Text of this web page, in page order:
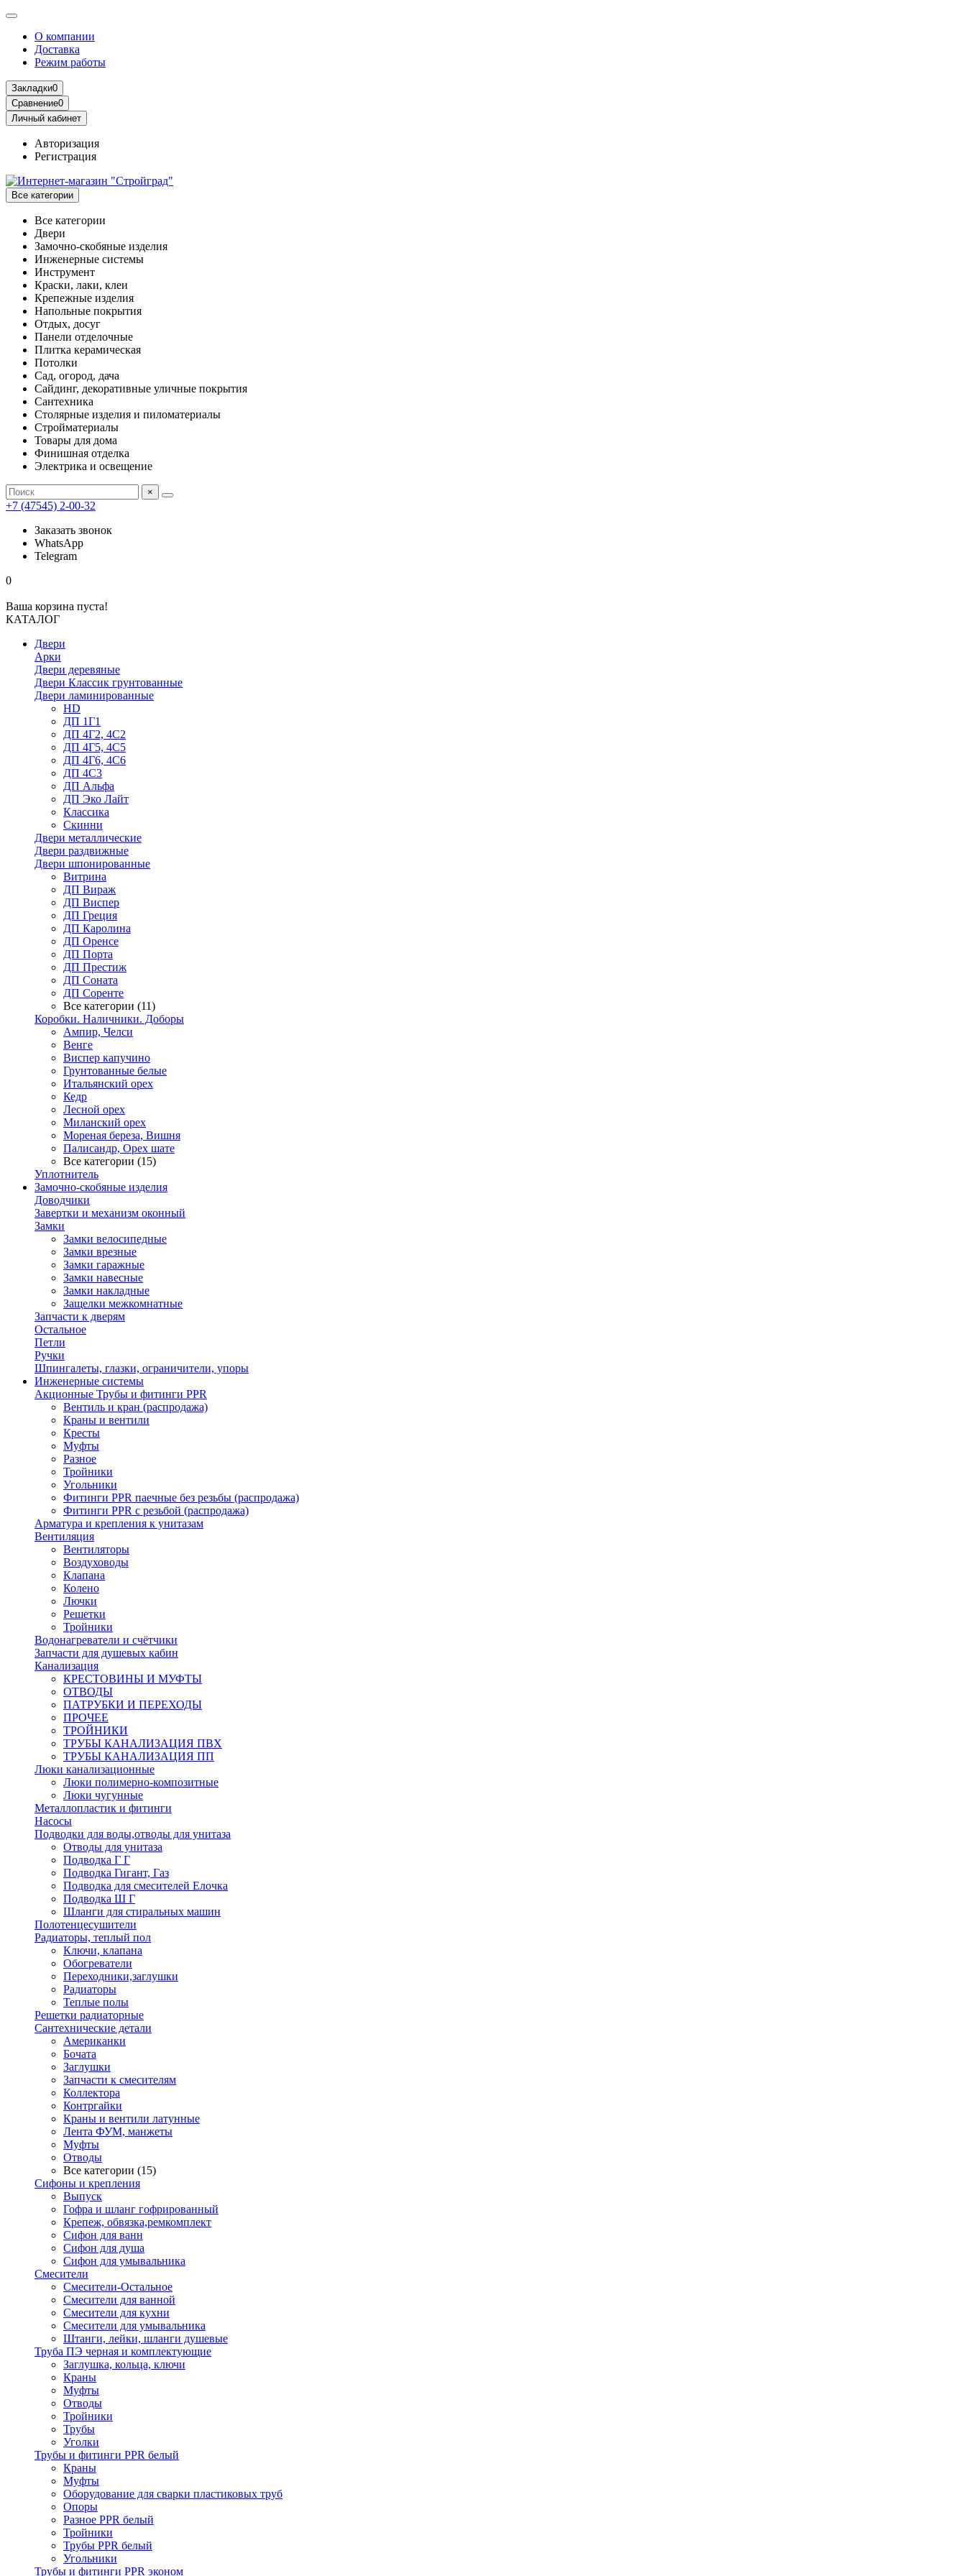
О компании
Доставка
Режим работы
Закладки0
Сравнение0
Личный кабинет
Авторизация
Регистрация
Все категории
Все категории
Двери
Замочно-скобяные изделия
Инженерные системы
Инструмент
Краски, лаки, клеи
Крепежные изделия
Напольные покрытия
Отдых, досуг
Панели отделочные
Плитка керамическая
Потолки
Сад, огород, дача
Сайдинг, декоративные уличные покрытия
Сантехника
Столярные изделия и пиломатериалы
Стройматериалы
Товары для дома
Финишная отделка
Электрика и освещение
×
+7 (47545) 2-00-32
Заказать звонок
WhatsApp
Telegram
0
Ваша корзина пуста!
КАТАЛОГ
Двери
Арки
Двери деревяные
Двери Классик грунтованные
Двери ламинированные
HD
ДП 1Г1
ДП 4Г2, 4С2
ДП 4Г5, 4С5
ДП 4Г6, 4С6
ДП 4С3
ДП Альфа
ДП Эко Лайт
Классика
Скинни
Двери металлические
Двери раздвижные
Двери шпонированные
Витрина
ДП Вираж
ДП Виспер
ДП Греция
ДП Каролина
ДП Оренсе
ДП Порта
ДП Престиж
ДП Соната
ДП Соренте
Все категории (11)
Коробки. Наличники. Доборы
Ампир, Челси
Венге
Виспер капучино
Грунтованные белые
Итальянский орех
Кедр
Лесной орех
Миланский орех
Мореная береза, Вишня
Палисандр, Орех шате
Все категории (15)
Уплотнитель
Замочно-скобяные изделия
Доводчики
Завертки и механизм оконный
Замки
Замки велосипедные
Замки врезные
Замки гаражные
Замки навесные
Замки накладные
Защелки межкомнатные
Запчасти к дверям
Остальное
Петли
Ручки
Шпингалеты, глазки, ограничители, упоры
Инженерные системы
Акционные Трубы и фитинги PPR
Вентиль и кран (распродажа)
Краны и вентили
Кресты
Муфты
Разное
Тройники
Угольники
Фитинги PPR паечные без резьбы (распродажа)
Фитинги PPR с резьбой (распродажа)
Арматура и крепления к унитазам
Вентиляция
Вентиляторы
Воздуховоды
Клапана
Колено
Лючки
Решетки
Тройники
Водонагреватели и счётчики
Запчасти для душевых кабин
Канализация
КРЕСТОВИНЫ И МУФТЫ
ОТВОДЫ
ПАТРУБКИ И ПЕРЕХОДЫ
ПРОЧЕЕ
ТРОЙНИКИ
ТРУБЫ КАНАЛИЗАЦИЯ ПВХ
ТРУБЫ КАНАЛИЗАЦИЯ ПП
Люки канализационные
Люки полимерно-композитные
Люки чугунные
Металлопластик и фитинги
Насосы
Подводки для воды,отводы для унитаза
Отводы для унитаза
Подводка Г Г
Подводка Гигант, Газ
Подводка для смесителей Елочка
Подводка Ш Г
Шланги для стиральных машин
Полотенцесушители
Радиаторы, теплый пол
Ключи, клапана
Обогреватели
Переходники,заглушки
Радиаторы
Теплые полы
Решетки радиаторные
Сантехнические детали
Американки
Бочата
Заглушки
Запчасти к смесителям
Коллектора
Контргайки
Краны и вентили латунные
Лента ФУМ, манжеты
Муфты
Отводы
Все категории (15)
Сифоны и крепления
Выпуск
Гофра и шланг гофрированный
Крепеж, обвязка,ремкомплект
Сифон для ванн
Сифон для душа
Сифон для умывальника
Смесители
Cмесители-Остальное
Смесители для ванной
Смесители для кухни
Смесители для умывальника
Штанги, лейки, шланги душевые
Труба ПЭ черная и комплектующие
Заглушка, кольца, ключи
Краны
Муфты
Отводы
Тройники
Трубы
Уголки
Трубы и фитинги PPR белый
Краны
Муфты
Оборудование для сварки пластиковых труб
Опоры
Разное PPR белый
Тройники
Трубы PPR белый
Угольники
Трубы и фитинги PPR эконом